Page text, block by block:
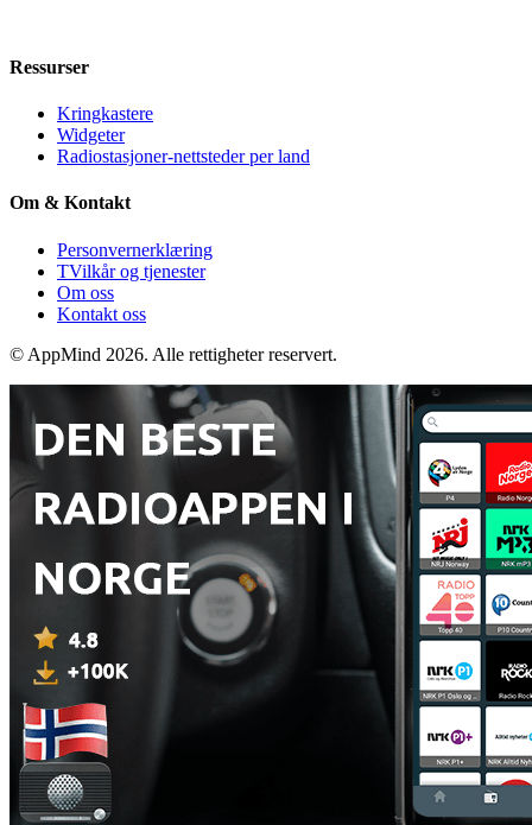
Ressurser
Kringkastere
Widgeter
Radiostasjoner-nettsteder per land
Om & Kontakt
Personvernerklæring
TVilkår og tjenester
Om oss
Kontakt oss
© AppMind 2026. Alle rettigheter reservert.